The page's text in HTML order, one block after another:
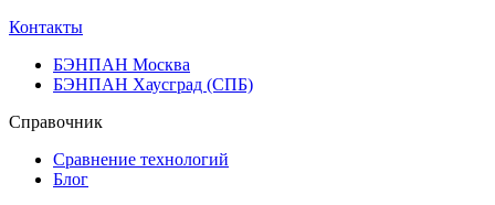
Контакты
БЭНПАН Москва
БЭНПАН Хаусград (СПБ)
Справочник
Сравнение технологий
Блог